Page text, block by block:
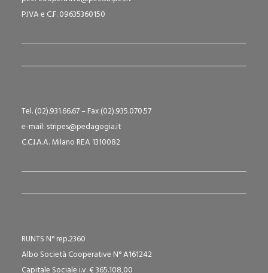
P.IVA e C.F. 09635360150
Tel. (02).931.66.67 – Fax (02).935.070.57
e-mail: stripes@pedagogia.it
C.C.I.A.A. Milano REA 1310082
RUNTS N° rep.2360
Albo Società Cooperative N° A161242
Capitale Sociale i.v. € 365.108,00